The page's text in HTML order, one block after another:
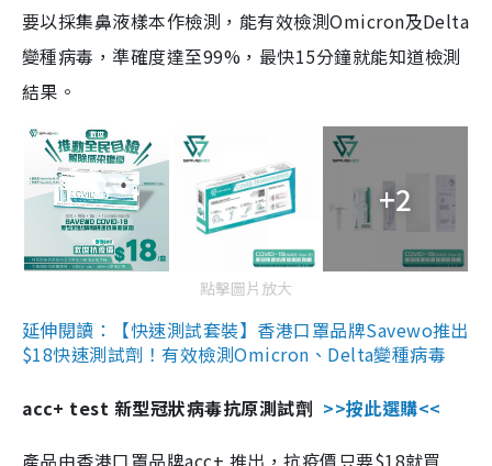
要以採集鼻液樣本作檢測，能有效檢測Omicron及Delta
變種病毒，準確度達至99%，最快15分鐘就能知道檢測
結果。
+2
點擊圖片放大
延伸閱讀：【快速測試套裝】香港口罩品牌Savewo推出
$18快速測試劑！有效檢測Omicron、Delta變種病毒
acc+ test 新型冠狀病毒抗原測試劑 >>按此選購<<
產品由香港口罩品牌acc+ 推出，抗疫價只要$18就買